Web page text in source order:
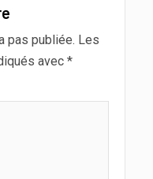
pas publiée. Les
avec *